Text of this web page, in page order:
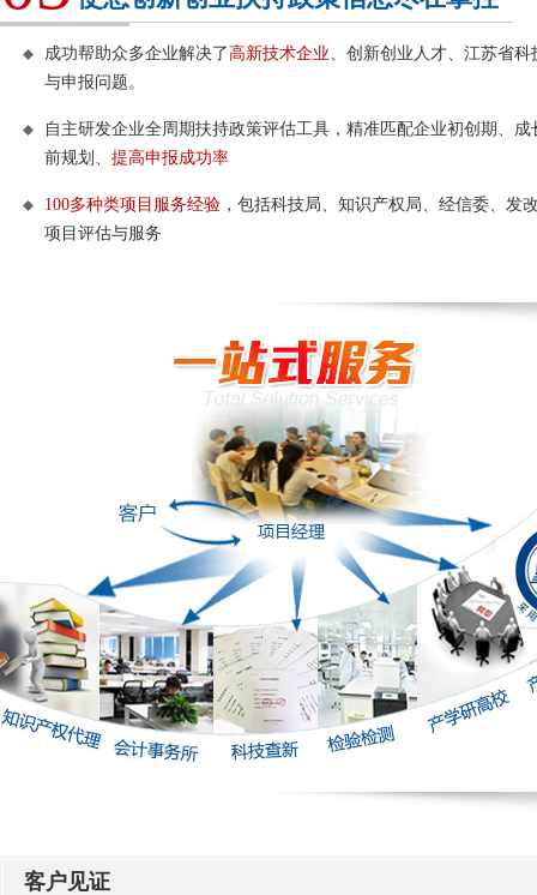
成功帮助众多企业解决了高新技术企业、创新创业人才、江苏省
与申报问题。
自主研发企业全周期扶持政策评估工具，精准匹配企业初创期、
前规划、 提高申报成功率
100多种类项目服务经验 ，包括科技局、知识产权局、经信委、发
项目评估与服务
客户见证